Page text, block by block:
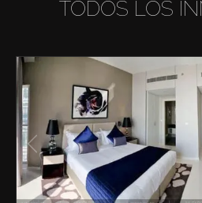
TODOS LOS